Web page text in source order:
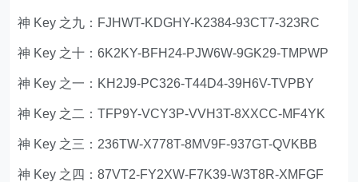
神 Key 之九：FJHWT-KDGHY-K2384-93CT7-323RC
神 Key 之十：6K2KY-BFH24-PJW6W-9GK29-TMPWP
神 Key 之一：KH2J9-PC326-T44D4-39H6V-TVPBY
神 Key 之二：TFP9Y-VCY3P-VVH3T-8XXCC-MF4YK
神 Key 之三：236TW-X778T-8MV9F-937GT-QVKBB
神 Key 之四：87VT2-FY2XW-F7K39-W3T8R-XMFGF